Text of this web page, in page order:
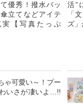
優秀！撥水バッ
立てなどアイテ
実【写真たっぷ
活”
「
ズ」
ゃ可愛い～！プー
いさが凄いよ…!!